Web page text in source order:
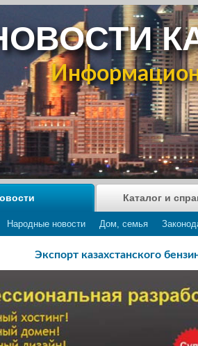
Народные новости Дом, семья
Каталог и
Экспорт казахстанского